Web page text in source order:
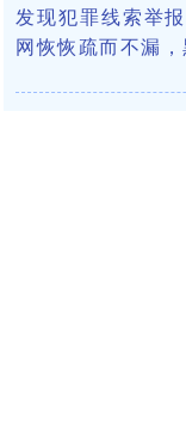
发现犯罪线索举
网恢恢疏而不漏